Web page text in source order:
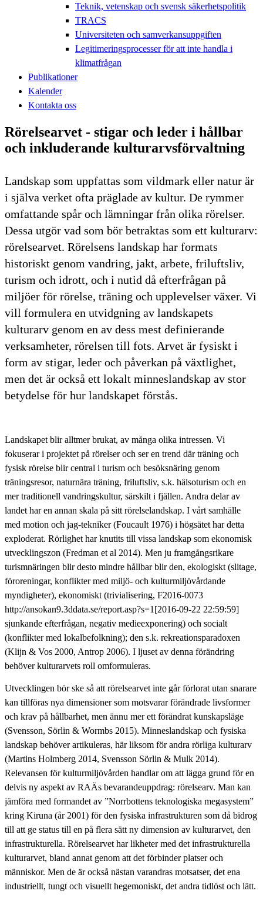
Teknik, vetenskap och svensk säkerhetspolitik
TRACS
Universiteten och samverkansuppgiften
Legitimeringsprocesser för att inte handla i
klimatfrågan
Publikationer
Kalender
Kontakta oss
Rörelsearvet - stigar och leder i hållbar
och inkluderande kulturarvsförvaltning
Landskap som uppfattas som vildmark eller natur är
i själva verket ofta präglade av kultur. De rymmer
omfattande spår och lämningar från olika rörelser.
Dessa utgör vad som bör betraktas som ett kulturarv:
rörelsearvet. Rörelsens landskap har formats
historiskt genom vandring, jakt, arbete, friluftsliv,
turism och idrott, och i nutid då efterfrågan på
miljöer för rörelse, träning och upplevelser växer. Vi
vill formulera en utvidgning av landskapets
kulturarv genom en av dess mest definierande
verksamheter, rörelsen till fots. Arvet är fysiskt i
form av stigar, leder och påverkan på växtlighet,
men det är också ett lokalt minneslandskap av stor
betydelse för hur landskapet förstås.
Landskapet blir alltmer brukat, av många olika intressen. Vi
fokuserar i projektet på rörelser och ser en trend där träning och
fysisk rörelse blir central i turism och besöksnäring genom
träningsresor, naturnära träning, friluftsliv, s.k. hälsoturism och en
mer traditionell vandringskultur, särskilt i fjällen. Andra delar av
landet har en annan skala på sitt rörelselandskap. I vårt samhälle
med motion och jag-tekniker (Foucault 1976) i högsätet har detta
exploderat. Rörlighet har knutits till vissa landskap som ekonomisk
utvecklingszon (Fredman et al 2014). Men ju framgångsrikare
turismnäringen blir desto mindre hållbar blir den, ekologiskt (slitage,
föroreningar, konflikter med miljö- och kulturmiljövårdande
myndigheter), ekonomiskt (trivialisering, F2016-0073
http://ansokan9.3ddata.se/report.asp?s=1[2016-09-22 22:59:59]
sjunkande efterfrågan, negativ medieexponering) och socialt
(konflikter med lokalbefolkning); den s.k. rekreationsparadoxen
(Klijn & Vos 2000, Antrop 2006). I ljuset av denna förändring
behöver kulturarvets roll omformuleras.
Utvecklingen bör ske så att rörelsearvet inte går förlorat utan snarare
kan tillföras nya dimensioner som motsvarar förändrade livsformer
och krav på hållbarhet, men ännu mer ett förändrat kunskapsläge
(Svensson, Sörlin & Wormbs 2015). Minneslandskap och fysiska
landskap behöver artikuleras, här liksom för andra rörliga kulturarv
(Martins Holmberg 2014, Svensson Sörlin & Mulk 2014).
Relevansen för kulturmiljövården handlar om att lägga grund för en
delvis ny aspekt av RAÄs bevarandeuppdrag: rörelsearv. Man kan
jämföra med formandet av ”Norrbottens teknologiska megasystem”
kring Kiruna (år 2001) för den fysiska infrastrukturen som då bidrog
till att ge status till en på flera sätt ny dimension av kulturarvet, den
infrastrukturella. Rörelsearvet har likheter med det infrastrukturella
kulturarvet, bland annat genom att det förbinder platser och
människor. Men de är också nästan varandras motsatser, det ena
industriellt, tungt och visuellt hegemoniskt, det andra tidlöst och lätt.